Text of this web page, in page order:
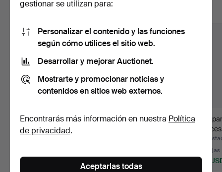
LÁMPARA DE TECHO
ART NOUVEAU HACIA
35 USD
LÁMPARA DE TECHO
18 pujas
162
gestionar se utilizan para:
Personalizar el contenido y las funciones
según cómo utilices el sitio web.
Desarrollar y mejorar Auctionet.
Mostrarte y promocionar noticias y
contenidos en sitios web externos.
Encontrarás más información en nuestra Política
de privacidad.
Aceptarlas todas